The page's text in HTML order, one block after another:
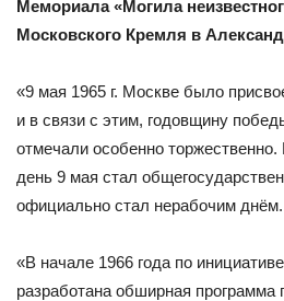
Мемориала «Могила
Московского Кремля в
«9 мая 1965 г. Москве было
и в связи с этим, годовщину
отмечали особенно
день 9 мая стал
официально стал нерабочим днём.
«В начале 1966 года по
разработана обширная программа